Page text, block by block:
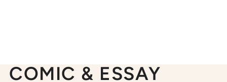
COMIC & ESSAY